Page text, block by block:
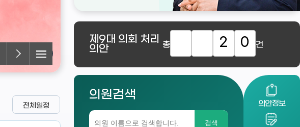
제9대 의회 처리
의안 총 2 0 건
전체일정
의원검색
검색
의안정보